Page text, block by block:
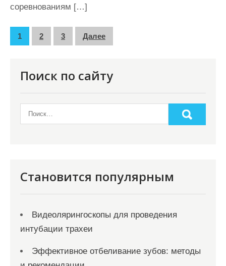
соревнованиям […]
П
1 2 3 Далее
Поиск по сайту
Становится популярным
Видеолярингоскопы для проведения
интубации трахеи
Эффективное отбеливание зубов: методы